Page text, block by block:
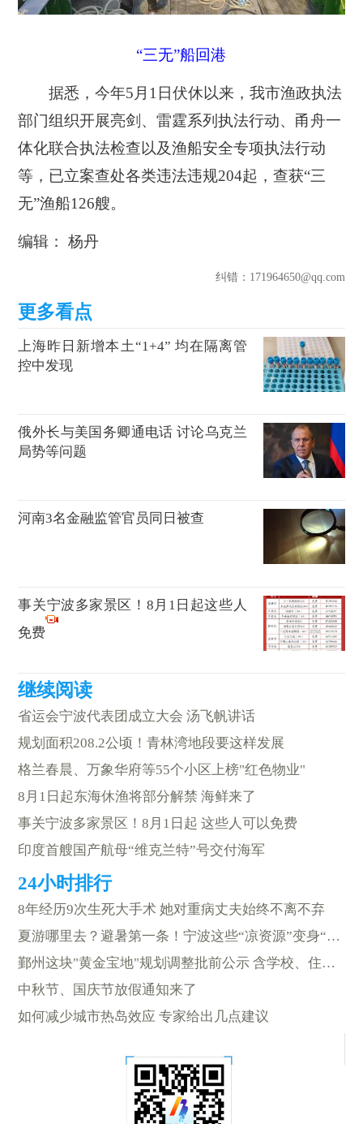
“三无”船回港
据悉，今年5 月 1 日伏休以来，我市渔政执法
部门组织开展亮剑、雷霆系列执法行动、 甬舟一
体化联合执法检查以及渔船安全专项执法行动
等 ， 已立案查处各类违法违规204起，查获“三
无”渔船126艘。
编辑： 杨丹
纠错：171964650@qq.com
上海昨日新增本土“1+4” 均在隔离管
控中发现
俄外长与美国务卿通电话 讨论乌克兰
局势等问题
河南3名金融监管官员同日被查
事关宁波多家景区！8月1日起这些人
免费
省运会宁波代表团成立大会 汤飞帆讲话
规划面积208.2公顷！青林湾地段要这样发展
格兰春晨、万象华府等55个小区上榜"红色物业"
8月1日起东海休渔将部分解禁 海鲜来了
事关宁波多家景区！8月1日起 这些人可以免费
印度首艘国产航母“维克兰特”号交付海军
8年经历9次生死大手术 她对重病丈夫始终不离不弃
夏游哪里去？避暑第一条！宁波这些“凉资源”变身“热经济”
鄞州这块"黄金宝地"规划调整批前公示 含学校、住宅等
中秋节、国庆节放假通知来了
如何减少城市热岛效应 专家给出几点建议